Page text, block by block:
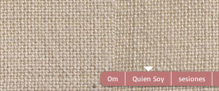
Om Quien Soy sesiones